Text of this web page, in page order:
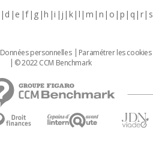
d e f g h i j k l m n o p q r s
Données personnelles Paramétrer les cookies
© 2022 CCM Benchmark